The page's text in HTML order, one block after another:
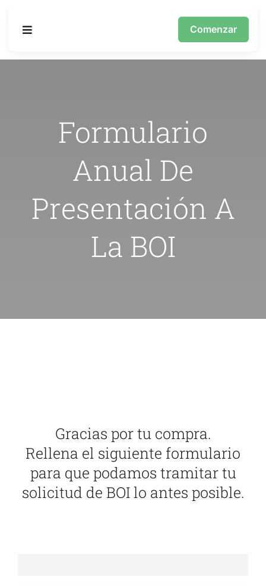
Comenzar
Toggle
ServiciosFormulario
Anual De
Presentación A
La BOI
Gracias por tu compra.
Rellena el siguiente formulario
para que podamos tramitar tu
solicitud de BOI lo antes posible.